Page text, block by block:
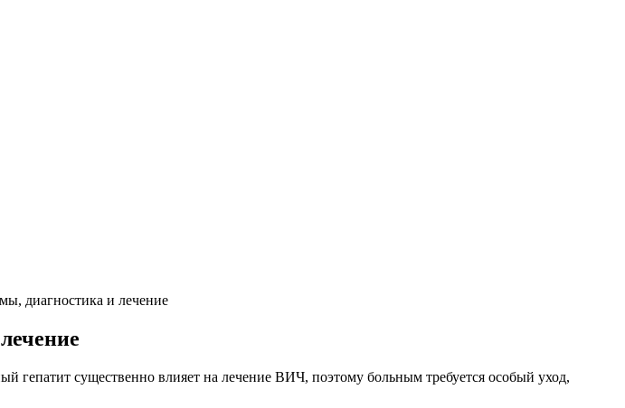
диагностика и лечение
гепатит существенно влияет на лечение ВИЧ, поэтому больным требуется особый уход,